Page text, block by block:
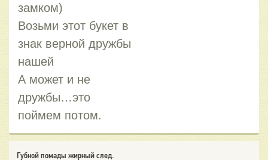
замком)
Возьми этот букет в
знак верной дружбы
нашей
А может и не
дружбы…это
поймем потом.
Губной помады жирный след.